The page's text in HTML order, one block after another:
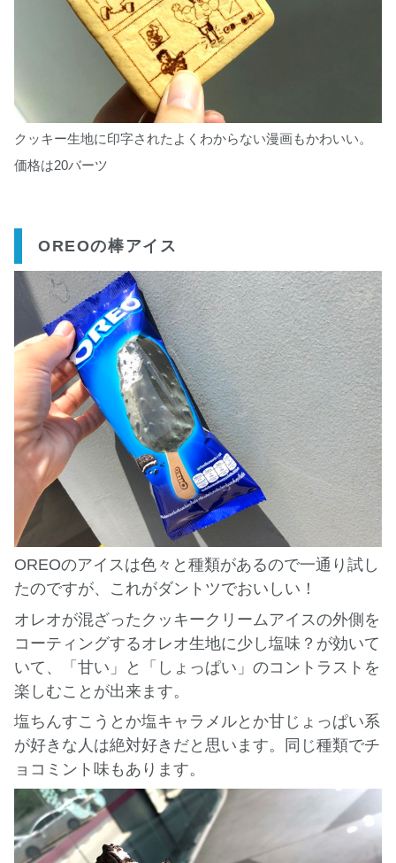
クッキー生地に印字されたよくわからない漫画もかわいい。
価格は20バーツ
OREOの棒アイス
OREOのアイスは色々と種類があるので一通り試し
たのですが、これがダントツでおいしい！
オレオが混ざったクッキークリームアイスの外側を
コーティングするオレオ生地に少し塩味？が効いて
いて、「甘い」と「しょっぱい」のコントラストを
楽しむことが出来ます。
塩ちんすこうとか塩キャラメルとか甘じょっぱい系
が好きな人は絶対好きだと思います。同じ種類でチ
ョコミント味もあります。